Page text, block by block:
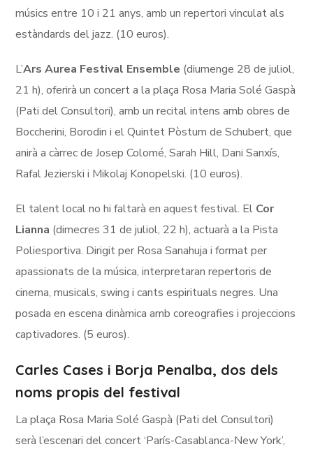
músics entre 10 i 21 anys, amb un repertori vinculat als
estàndards del jazz. (10 euros).
L’Ars Aurea Festival Ensemble (diumenge 28 de juliol,
21 h), oferirà un concert a laplaça Rosa Maria Solé Gaspà
(Pati del Consultori), amb un recital intens amb obres de
Boccherini, Borodin i el Quintet Pòstum de Schubert, que
anirà a càrrec de Josep Colomé, Sarah Hill, Dani Sanxís,
Rafal Jezierski i Mikolaj Konopelski. (10 euros).
El talent local no hi faltarà en aquest festival. El Cor
Lianna (dimecres 31 de juliol, 22 h), actuarà a la Pista
Poliesportiva. Dirigit per Rosa Sanahuja i format per
apassionats de la música, interpretaran repertoris de
cinema, musicals, swing i cants espirituals negres. Una
posada en escena dinàmica amb coreografies i projeccions
captivadores. (5 euros).
Carles Cases i Borja Penalba, dos dels
noms propis del festival
La plaça Rosa Maria Solé Gaspà (Pati del Consultori)
serà l’escenari del concert ‘París-Casablanca-New York’,